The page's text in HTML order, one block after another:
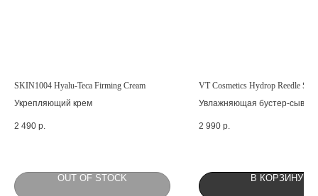
SKIN1004 Hyalu-Teca Firming Cream
Укрепляющий крем
2 490 р.
OUT OF STOCK
VT Cosmetics Hydrop Reedle
Увлажняющая бустер-
2 990 р.
В КОРЗИНУ